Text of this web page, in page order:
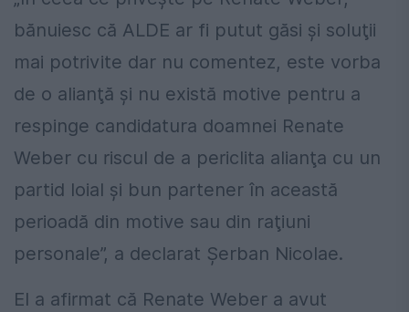
bănuiesc că ALDE ar fi putut găsi şi soluţii
mai potrivite dar nu comentez, este vorba
de o alianţă şi nu există motive pentru a
respinge candidatura doamnei Renate
Weber cu riscul de a periclita alianţa cu un
partid loial şi bun partener în această
perioadă din motive sau din raţiuni
personale”, a declarat Șerban Nicolae.
El a afirmat că Renate Weber a avut